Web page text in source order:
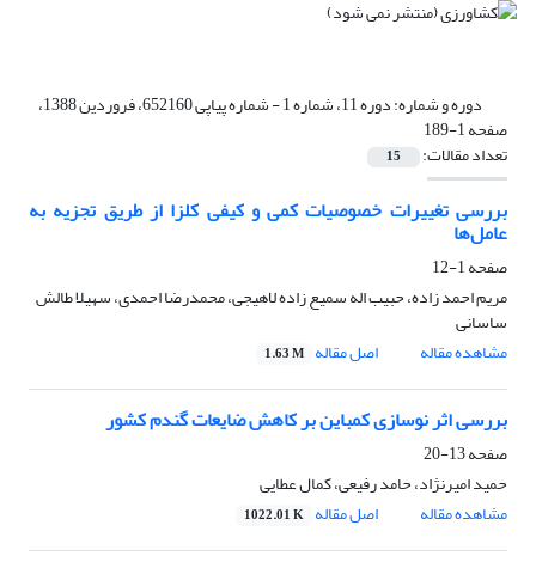
دوره و شماره: دوره 11، شماره 1 - شماره پیاپی 652160، فروردین 1388،
صفحه 1-189
تعداد مقالات: 15
بررسی تغییرات خصوصیات کمی و کیفی کلزا از طریق تجزیه به
عامل‌ها
صفحه1-12
مریم احمد زاده، حبیب اله سمیع زاده لاهیجی، محمدرضا احمدی، سهیلا طالش
ساسانی
مشاهده مقاله
اصل مقاله 1.63 M
بررسی اثر نوسازی کمباین بر کاهش ضایعات گندم کشور
صفحه13-20
حمید امیرنژاد، حامد رفیعی، کمال عطایی
مشاهده مقاله
اصل مقاله 1022.01 K